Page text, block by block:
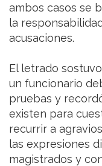
ambos casos se
la
acusaciones.
El letrado
un funcionario
pruebas y
existen para
recurrir a
las expresiones
magistrados y